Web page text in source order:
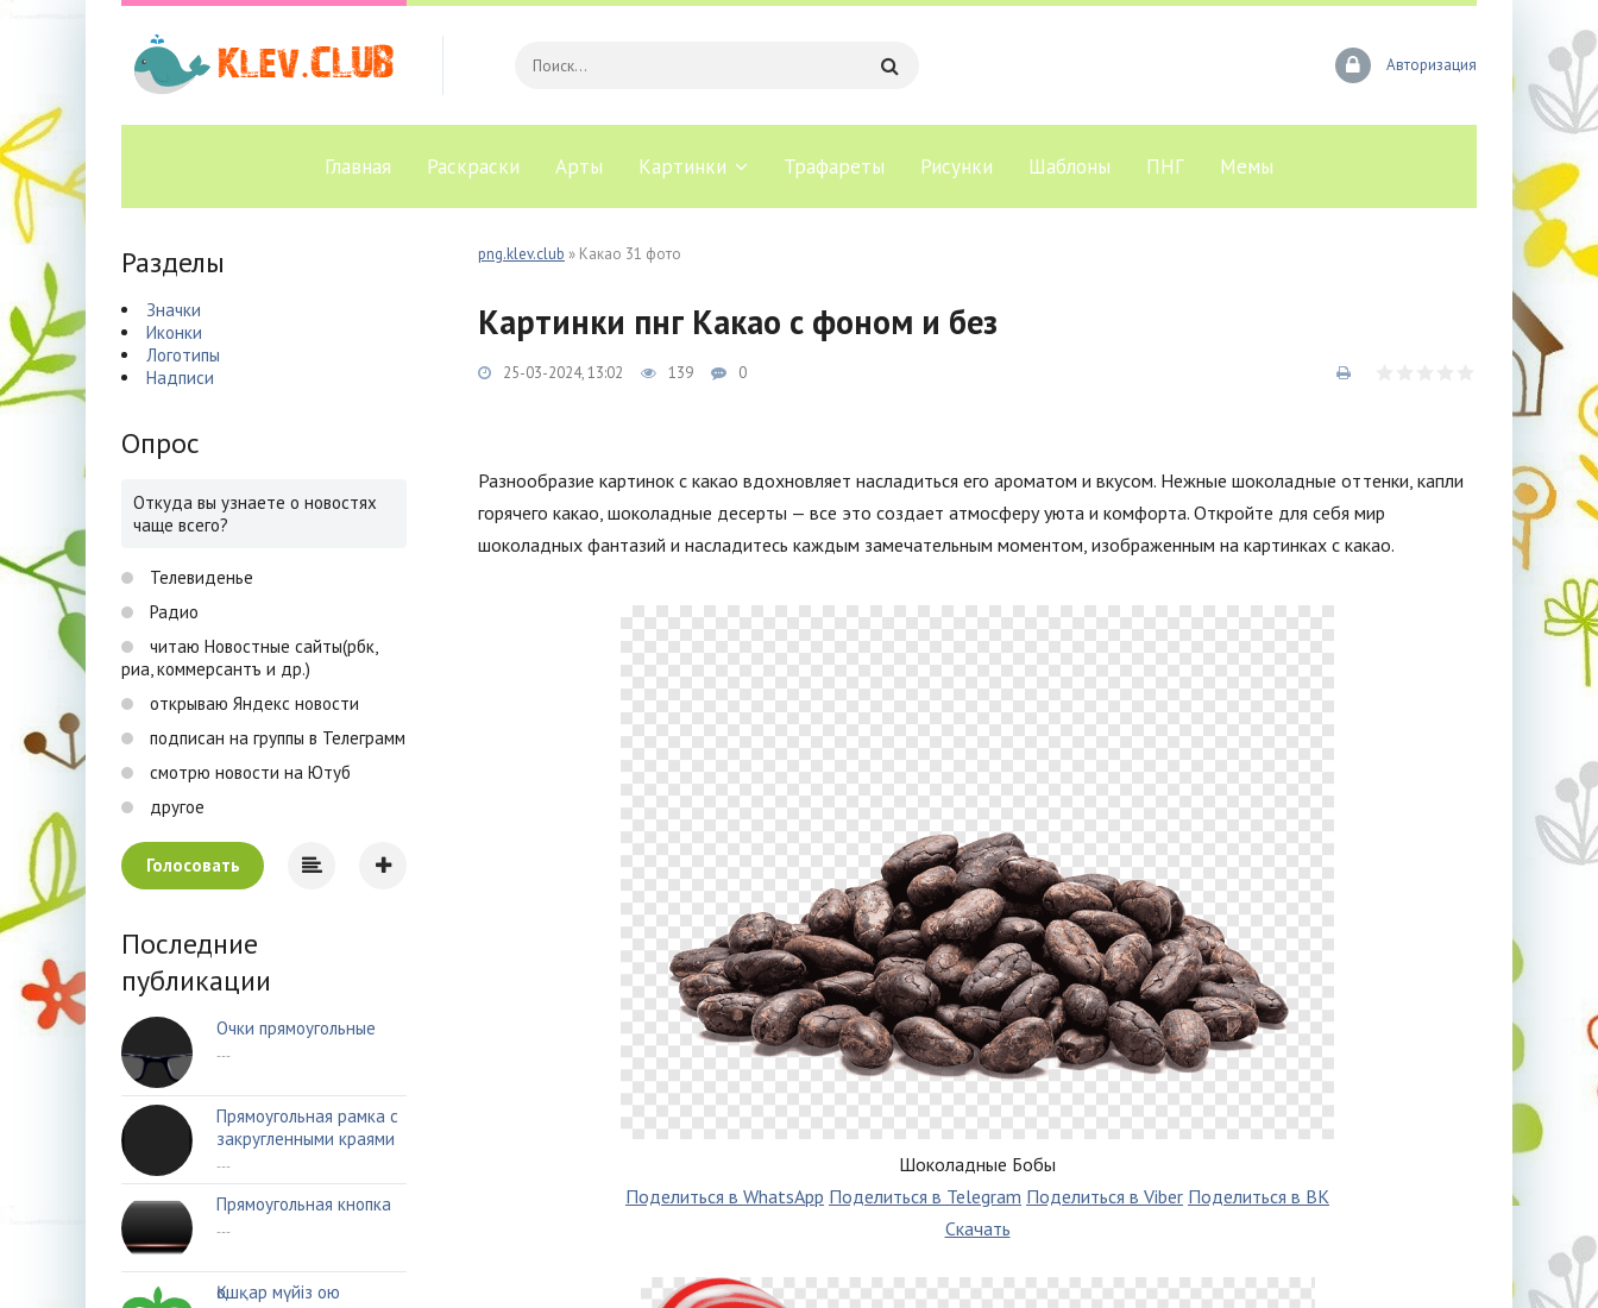
Авторизация
Главная Раскраски Арты Картинки Трафареты Рисунки Шаблоны ПНГ Мемы
png.klev.club » Какао 31 фото
Картинки пнг Какао с фоном и без
25-03-2024, 13:02 139 0
Разнообразие картинок с какао вдохновляет насладиться его ароматом и вкусом. Нежные шоколадные оттенки, капли
горячего какао, шоколадные десерты — все это создает атмосферу уюта и комфорта. Откройте для себя мир
шоколадных фантазий и насладитесь каждым замечательным моментом, изображенным на картинках с какао.
Шоколадные Бобы
Поделиться в WhatsApp Поделиться в Telegram Поделиться в Viber Поделиться в ВК
Скачать
Разделы
Значки
Иконки
Логотипы
Надписи
Опрос
Откуда вы узнаете о новостях
чаще всего?
Телевиденье
Радио
читаю Новостные сайты(рбк,
риа, коммерсантъ и др.)
открываю Яндекс новости
подписан на группы в Телеграмм
смотрю новости на Ютуб
другое
Голосовать
Последние
публикации
Очки прямоугольные
---
Прямоугольная рамка с
закругленными краями
---
Прямоугольная кнопка
---
Қошқар мүйіз ою